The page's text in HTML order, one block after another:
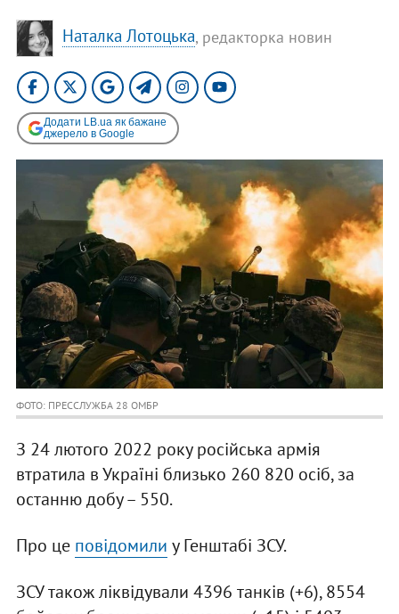
Наталка Лотоцька, редакторка новин
Додати LB.ua як бажане
джерело в Google
ФОТО: ПРЕССЛУЖБА 28 ОМБР
З 24 лютого 2022 року російська армія
втратила в Україні близько 260 820 осіб, за
останню добу – 550.
Про це повідомили у Генштабі ЗСУ.
ЗСУ також ліквідували 4396 танків (+6), 8554